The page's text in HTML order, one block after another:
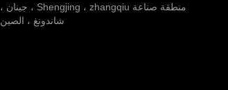
منطقة صناعة Shengjing ، zhangqiu ، جينان ،
شاندونغ ، الصين